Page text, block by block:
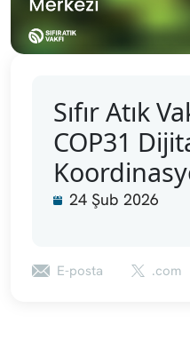
Sıfır Atık
COP31
24 Şub 2026
E-posta .com